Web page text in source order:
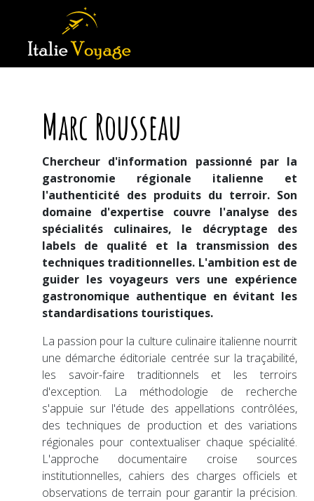
Marc Rousseau
Chercheur d'information passionné par la
gastronomie régionale italienne et
l'authenticité des produits du terroir. Son
domaine d'expertise couvre l'analyse des
spécialités culinaires, le décryptage des
labels de qualité et la transmission des
techniques traditionnelles. L'ambition est de
guider les voyageurs vers une expérience
gastronomique authentique en évitant les
standardisations touristiques.
La passion pour la culture culinaire italienne nourrit
une démarche éditoriale centrée sur la traçabilité,
les savoir-faire traditionnels et les terroirs
d'exception. La méthodologie de recherche
s'appuie sur l'étude des appellations contrôlées,
des techniques de production et des variations
régionales pour contextualiser chaque spécialité.
L'approche documentaire croise sources
institutionnelles, cahiers des charges officiels et
observations de terrain pour garantir la précision.